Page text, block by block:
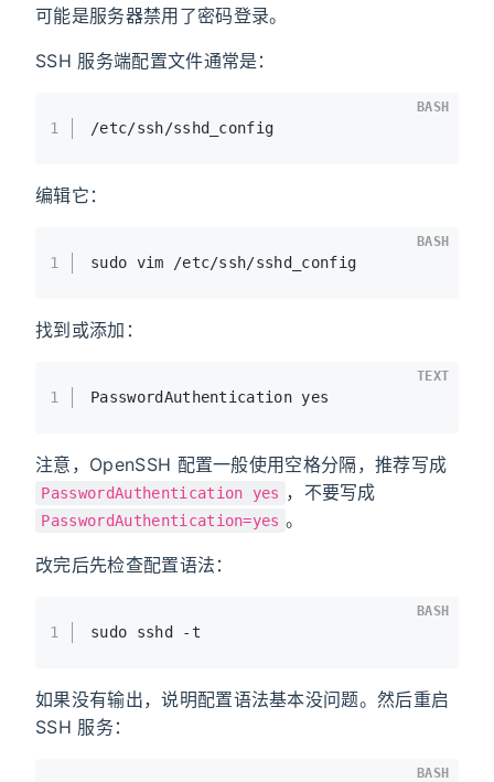
可能是服务器禁用了密码登录。
SSH 服务端配置文件通常是：
1 /etc/ssh/sshd_config
BASH
编辑它：
1 sudo vim /etc/ssh/sshd_config
BASH
找到或添加：
1 PasswordAuthentication yes
TEXT
注意，OpenSSH 配置一般使用空格分隔，推荐写成
PasswordAuthentication yes ，不要写成
PasswordAuthentication=yes 。
改完后先检查配置语法：
1 sudo sshd -t
BASH
如果没有输出，说明配置语法基本没问题。然后重启
SSH 服务：
BASH